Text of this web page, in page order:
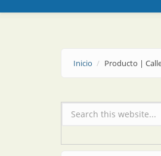
Inicio Producto |
Formulario de